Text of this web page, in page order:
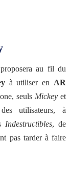
proposera au fil du
à utiliser en AR
seuls Mickeyet
utilisateurs, à
Indestructibles, de
pas tarder à faire